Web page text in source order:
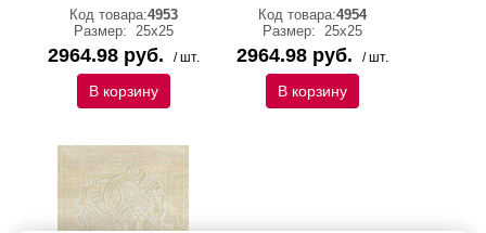
Код товара:4953
Размер: 25x25
2964.98 руб. / шт.
В корзину
Код товара:4954
Размер: 25x25
2964.98 руб. / шт.
В корзину